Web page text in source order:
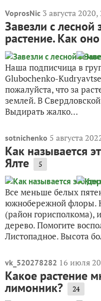
VoprosNic 3 августа
Завезли с
растение. Как
Наша подписчица в
Glubochenko-
пожалуйста, что за
землей. В
Выдирать жалко…
sotnichenko 5 августа
Как называется
Ялте 5
Все меньше белых
южнобережной флоры.
(район горисполкома),
дерево. Помогите
Листопадное. Высота
vk_520278282 16 июля
Какое растение
лимонник? 24